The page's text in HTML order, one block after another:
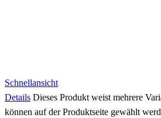
Schnellansicht
Details Dieses Produkt weist mehrere
können auf der Produktseite gewählt